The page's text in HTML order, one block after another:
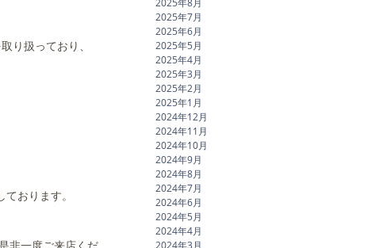
扱っており、
おります。
2025年7月
2025年6月
2025年5月
2025年4月
2025年3月
2025年2月
2025年1月
2024年12月
2024年11月
2024年10月
2024年9月
2024年8月
2024年7月
2024年6月
2024年5月
2024年4月
2024年3月